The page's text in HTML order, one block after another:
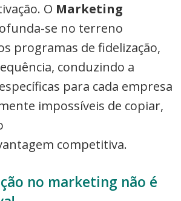
O Marketing
se no terreno
programas de fidelização,
conduzindo a
para cada empresa
impossíveis de copiar,
competitiva.
no marketing não é